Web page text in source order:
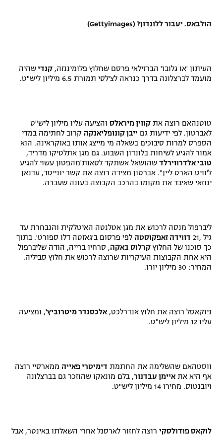
הולבאס. יעבור ללונדון? (Gettyimages)
העיתון 'או גלובו' הברזילאי פרסם שחלוץ פלומיננזה, קנדישהיה
מועמד לברצלונה בדרך כנראה לצ'לסי תמורת 6.5 מיליון ליש"ט.
טוטנהאם רוצה את קווין מיראלס והציעה עליו מיליון ליש"ט
לאברטון. לפי ידיעות גם ייבן קונופליאנקה קרוב לחתימה במדי
הספרס למרות סיבוכים בשאלה מי מייצג אותו באוקראינה. הוא
אמור להגיע לשיחות בלונדון השבוע. גם מגן אתלטיקו מדריד,
טובי אלדרווירלד שהושאל אשתקד לסאות'מהפטון עשוי להגיע
ל'וויט הארט ליין''. אברטון מצידה רוצה את קשר יונייטד, עדנאן
ינוזאי שאיבד את מקומו בהרכב הקבוצה בעונה שעברה.
ליברפול מנסה לרכוש את מגן אטלנטה האיטלקית והנבחרת עד
גיל ,21
דווידה זאפקוסטה לפי פרסום ב'גאזטה דלו ספורט'. בתוך
כך סוכנו של החלוץ קרלוס באקה, סרחיו ברייה, הודה שליברפול
היא אחת הקבוצות העיקריות שרוצה לרכוש את חלוץ סביליה.
המחיר: 30 מיליון יורו.
ניוקאסל רוצה את חלוץ אנדרלכט, אלכסנדר מיטרוביץ', ומציעה
עליו 12 מיליון ליש"ט.
ווסטהאם שהשלימה את החתמת דימיטרי פאייה ממארסיי רוצה
אף היא את איימן עבדנור, בלם מונאקו שהוזכר גם בברצלונה
ויובנטוס. מחירו 14 מיליון ליש"ט.
לוקאס פודולסקי רוצה לחזור לארסנל אחרי השאלתו באינטר, אבל